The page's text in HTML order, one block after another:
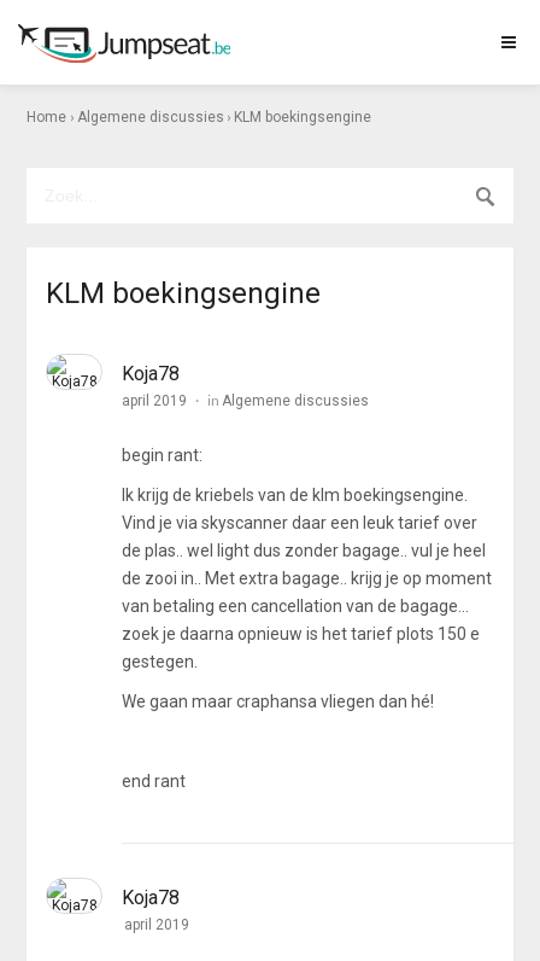
Home › Algemene discussies › KLM boekingsengine
KLM boekingsengine
Koja78
april 2019 inAlgemene discussies
begin rant:
Ik krijg de kriebels van de klm boekingsengine.
Vind je via skyscanner daar een leuk tarief over
de plas.. wel light dus zonder bagage.. vul je heel
de zooi in.. Met extra bagage.. krijg je op moment
van betaling een cancellation van de bagage...
zoek je daarna opnieuw is het tarief plots 150 e
gestegen.
We gaan maar craphansa vliegen dan hé!
end rant
Koja78
april 2019